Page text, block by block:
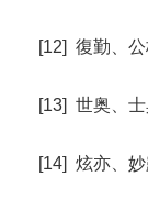
[12] 復勤、
[13] 世奥、
[14] 炫亦、